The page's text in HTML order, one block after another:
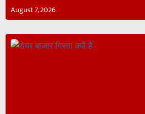
August 7, 2026